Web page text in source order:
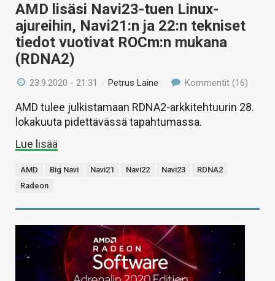
HAKU
AMD lisäsi Navi23-tuen Linux-
ajureihin, Navi21:n ja 22:n tekniset
tiedot vuotivat ROCm:n mukana
(RDNA2)
23.9.2020 - 21:31 /Petrus Laine Kommentit (16)
AMD tulee julkistamaan RDNA2-arkkitehtuurin 28.
lokakuuta pidettävässä tapahtumassa.
Lue lisää
AMD Big Navi Navi21 Navi22 Navi23
RDNA2
Radeon